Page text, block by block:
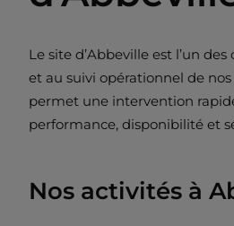
Le site d’Abbeville est l’un
et au suivi opérationnel de
permet une intervention
performance, disponibilité et
Nos activités à